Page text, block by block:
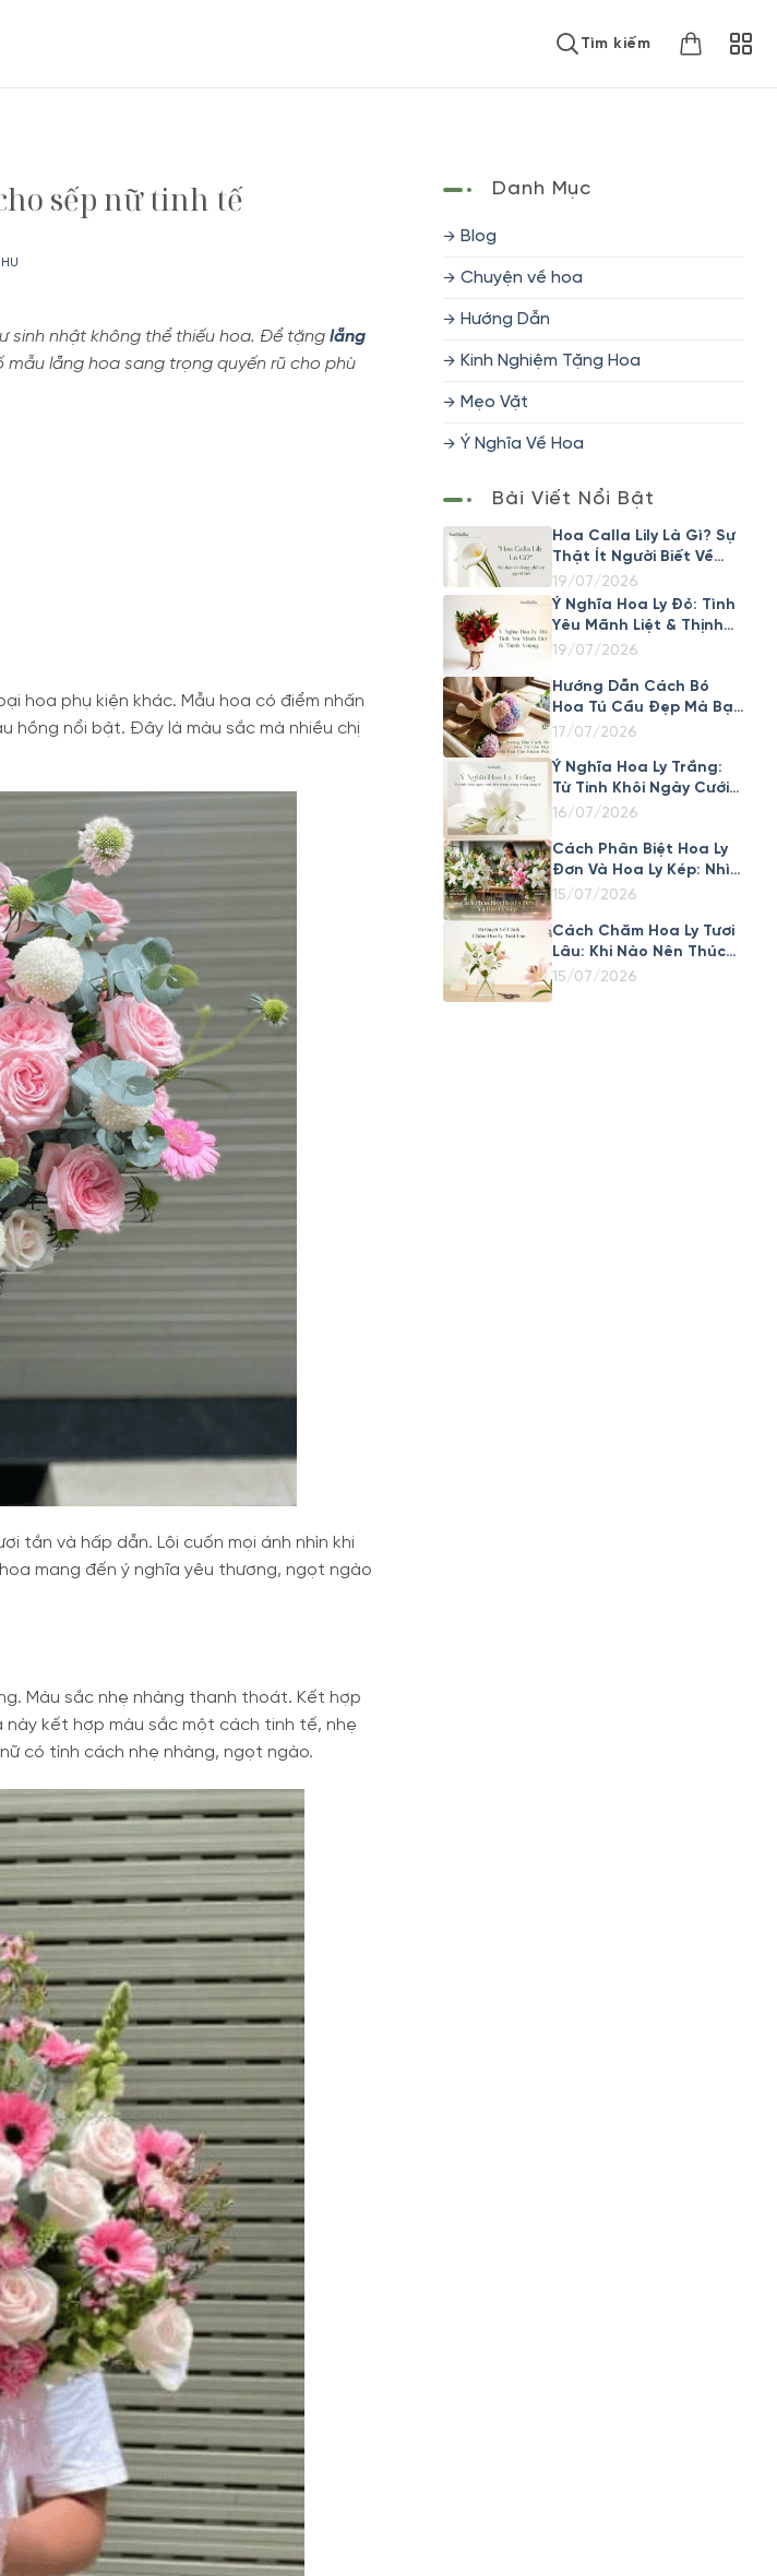
Tìm kiếm
sếp nữ tinh tế
sinh nhật không thể thiếu hoa. Để tặng lẵng
lẵng hoa sang trọng quyến rũ cho phù
hoa phụ kiện khác. Mẫu hoa có điểm nhấn
hồng nổi bật. Đây là màu sắc mà nhiều chị
tắn và hấp dẫn. Lôi cuốn mọi ánh nhìn khi
mang đến ý nghĩa yêu thương, ngọt ngào
Màu sắc nhẹ nhàng thanh thoát. Kết hợp
kết hợp màu sắc một cách tinh tế, nhẹ
có tính cách nhẹ nhàng, ngọt ngào.
Danh Mục
Blog
Chuyện về hoa
Hướng Dẫn
Kinh Nghiệm Tặng Hoa
Mẹo Vặt
Ý Nghĩa Về Hoa
Bài Viết Nổi Bật
Hoa Calla Lily Là Gì? Sự
Thật Ít Người Biết Về
Loài Hoa Đẹp Này
19/07/2026
Ý Nghĩa Hoa Ly Đỏ: Tình
Yêu Mãnh Liệt & Thịnh
Vượng
19/07/2026
Hướng Dẫn Cách Bó
Hoa Tú Cầu Đẹp Mà Bạn
Cần Khám Phá
17/07/2026
Ý Nghĩa Hoa Ly Trắng:
Từ Tinh Khôi Ngày Cưới
Đến Trang Trọng Trong
16/07/2026
Cách Phân Biệt Hoa Ly
Đơn Và Hoa Ly Kép: Nhìn
Cánh Là Biết Ngay
15/07/2026
Cách Chăm Hoa Ly Tươi
Lâu: Khi Nào Nên Thúc
Nở Nhanh, Khi Nào Nên
15/07/2026